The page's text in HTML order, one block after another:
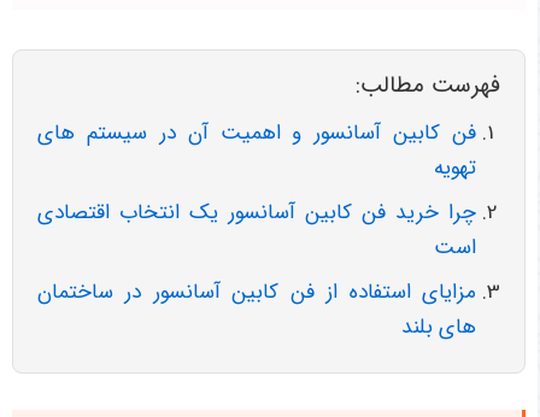
فهرست مطالب:
فن کابین آسانسور و اهمیت آن در سیستم های
تهویه
چرا خرید فن کابین آسانسور یک انتخاب اقتصادی
است
مزایای استفاده از فن کابین آسانسور در ساختمان
های بلند